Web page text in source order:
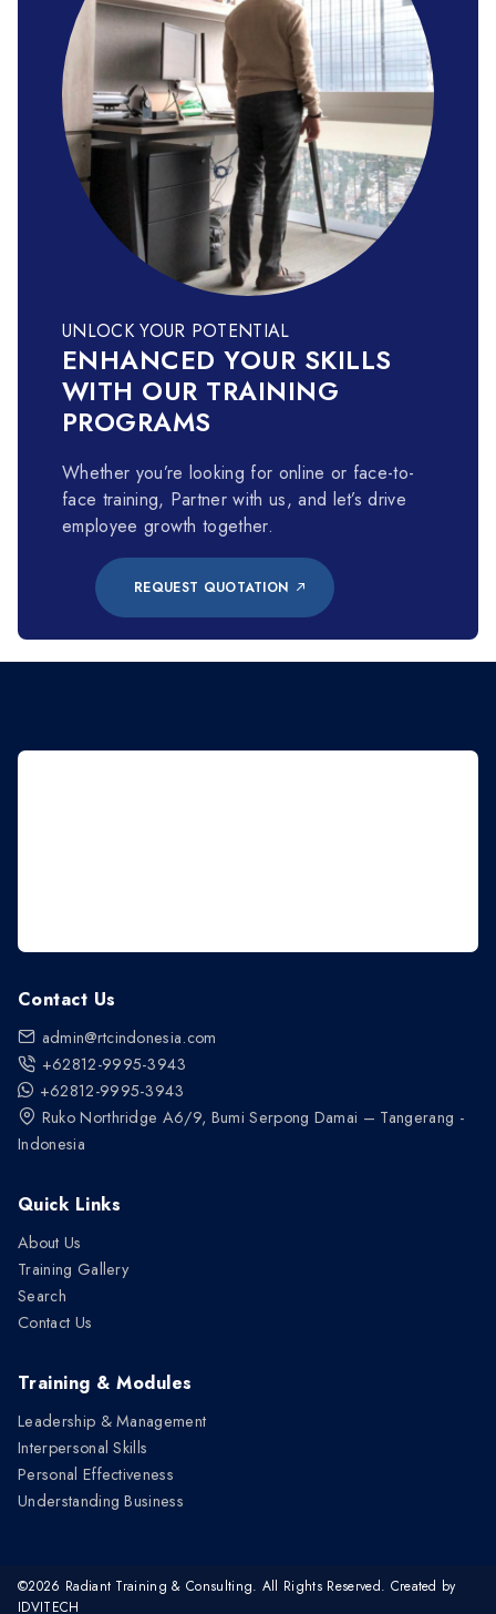
UNLOCK YOUR POTENTIAL
ENHANCED YOUR SKILLS
WITH OUR TRAINING
PROGRAMS
Whether you’re looking for online or face-to-
face training, Partner with us, and let’s drive
employee growth together.
REQUEST QUOTATION
Contact Us
admin@rtcindonesia.com
+62812-9995-3943
+62812-9995-3943
Ruko Northridge A6/9, Bumi Serpong Damai – Tangerang -
Indonesia
Quick Links
About Us
Training Gallery
Search
Contact Us
Training & Modules
Leadership & Management
Interpersonal Skills
Personal Effectiveness
Understanding Business
©2026 Radiant Training & Consulting. All Rights Reserved. Created by
IDVITECH